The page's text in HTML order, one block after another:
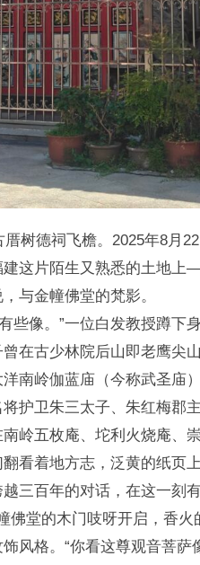
树德祠飞檐。2025年8月
这片陌生又熟悉的土地上
与金幢佛堂的梵影。
些像。”一位白发教授蹲下
在古少林院后山即老鹰尖
南岭伽蓝庙（今称武圣庙
护卫朱三太子、朱红梅郡
岭五枚庵、坨利火烧庵、
看着地方志，泛黄的纸页
三百年的对话，在这一刻有
堂的木门吱呀开启，香火
风格。“你看这尊观音菩萨